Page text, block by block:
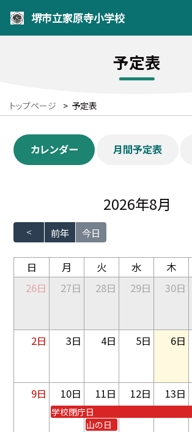
堺市立家原寺小学校
予定表
トップページ > 予定表
カレンダー 月間予定表
前年 今日
2026年8月
日 月 火 水 木
26日
27日 28日 29日 30日
2日 3日 4日 5日 6日
9日 10日
学校閉庁日
11日
山の日
12日 13日